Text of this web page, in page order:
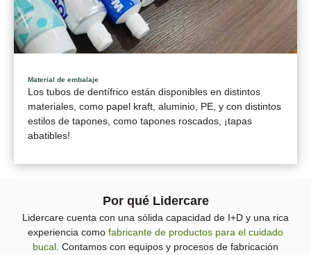
Material de embalaje
Los tubos de dentífrico están disponibles en distintos
materiales, como papel kraft, aluminio, PE, y con distintos
estilos de tapones, como tapones roscados, ¡tapas
abatibles!
Por qué Lidercare
Lidercare cuenta con una sólida capacidad de I+D y una rica
experiencia como fabricante de productos para el cuidado
bucal. Contamos con equipos y procesos de fabricación